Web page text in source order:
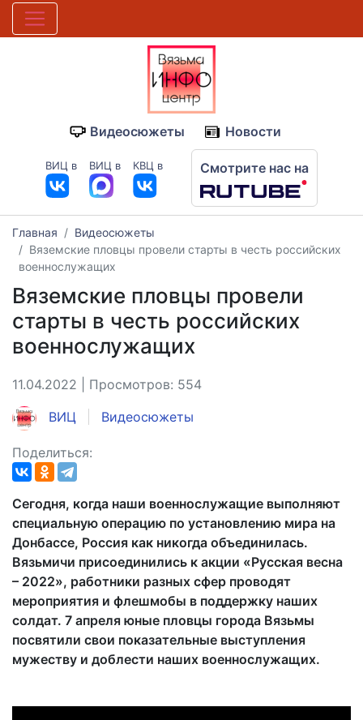
Видеосюжеты Новости
ВИЦ в ВИЦ в КВЦ в Смотрите нас на
Главная
Видеосюжеты
Вяземские пловцы провели старты в честь российских
военнослужащих
Вяземские пловцы провели
старты в честь российских
военнослужащих
11.04.2022 | Просмотров: 554
ВИЦ Видеосюжеты
Поделиться:
Сегодня, когда наши военнослужащие выполняют
специальную операцию по установлению мира на
Донбассе, Россия как никогда объединилась.
Вязьмичи присоединились к акции «Русская весна
– 2022», работники разных сфер проводят
мероприятия и флешмобы в поддержку наших
солдат. 7 апреля юные пловцы города Вязьмы
посвятили свои показательные выступления
мужеству и доблести наших военнослужащих.